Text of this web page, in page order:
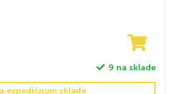
9 na sklade
expedičnom sklade